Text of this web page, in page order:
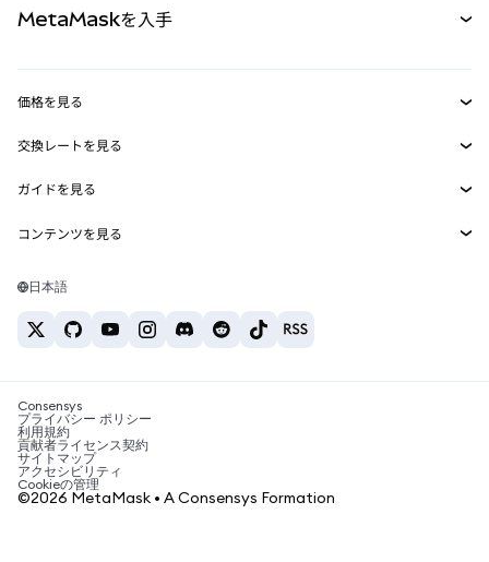
RWA
MetaMask Connect
Snaps
Web3サービス
MetaMaskを入手
セキュリティ
サポート
キャリア
お問い合わせ
価格を見る
イーサリアムの価格
Solanaの価格
Tetherの価格
交換レートを見る
ETH→USD
USDT→INR
BTC→INR
ETH→USDT
ガイドを見る
ETHの購入
USDTの購入
SHIBの購入
BNBの購入
コンテンツを見る
Solanaウォレット
税制関連ニュース
暗号資産の購入方法は？
ビットコインを売るには？
日本語
Consensys
プライバシー ポリシー
利用規約
貢献者ライセンス契約
サイトマップ
アクセシビリティ
Cookieの管理
©2026 MetaMask • A Consensys Formation